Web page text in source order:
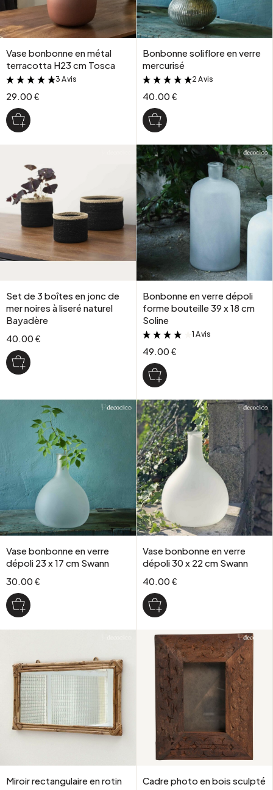
Vase bonbonne en métal
terracotta H23 cm Tosca
&
3 Avis
29.00 €
Bonbonne soliflore en verre
mercurisé
&
2 Avis
40.00 €
Set de 3 boîtes en jonc de
mer noires à liseré naturel
Bayadère
40.00 €
Bonbonne en verre dépoli
forme bouteille 39 x 18 cm
Soline
&
1 Avis
49.00 €
Vase bonbonne en verre
dépoli 23 x 17 cm Swann
30.00 €
Vase bonbonne en verre
dépoli 30 x 22 cm Swann
40.00 €
Miroir rectangulaire en rotin
Cadre photo en bois sculpté